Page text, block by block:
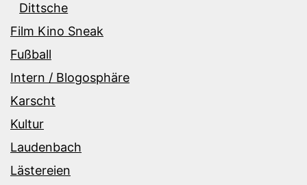
Dittsche
Film Kino Sneak
Fußball
Intern / Blogosphäre
Karscht
Kultur
Laudenbach
Lästereien